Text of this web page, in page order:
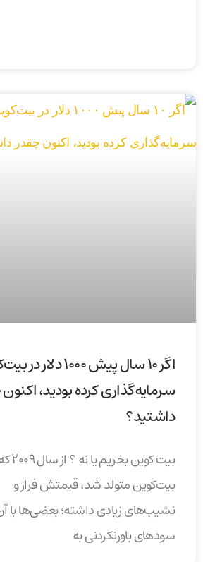
اگر ۱۰ سال پیش ۱۰۰۰
سرمایه‌گذاری کرده بودید،
داشتید؟
بیت کوین بخریم یا
بیت‌کوین متولد شد، قیمتش فراز و
نشیب‌های زیادی داشته؛ بعضی‌ها با
سودهای باورنکردنی به